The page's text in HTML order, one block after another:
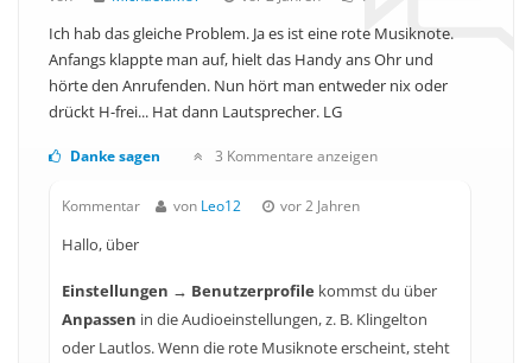
Ich hab das gleiche Problem. Ja es ist eine rote Musiknote.
Anfangs klappte man auf, hielt das Handy ans Ohr und
hörte den Anrufenden. Nun hört man entweder nix oder
drückt H-frei... Hat dann Lautsprecher. LG
Danke sagen 3 Kommentare anzeigen
Kommentar von Leo12 vor 2 Jahren
Hallo, über
Einstellungen → Benutzerprofile kommst du über
Anpassen in die Audioeinstellungen, z. B. Klingelton
oder Lautlos. Wenn die rote Musiknote erscheint, steht